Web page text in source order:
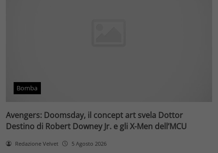
Bomba
Avengers: Doomsday, il concept art svela Dottor
Destino di Robert Downey Jr. e gli X-Men dell’MCU
Redazione Velvet 5 Agosto 2026